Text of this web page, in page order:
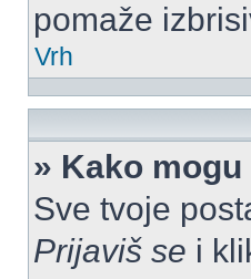
pomaže
Vrh
» Kako
Sve tvoje
Prijaviš se i